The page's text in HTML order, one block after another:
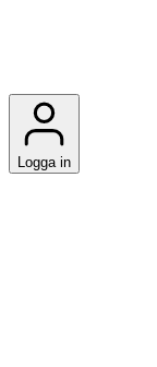
Logga in